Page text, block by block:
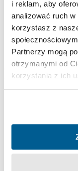
i reklam, aby
analizować ruch
korzystasz z
Partnerzy mogą
otrzymanymi od
korzystania z ich
przyczyn – ale
prawidłowej diagnozy
Jak zatem
staw
Odpowiedź jest
diagnostyczny, czyli:
badanie
barkowych
poszczególnych
czasami
Dopiero analiza tych
możliwość